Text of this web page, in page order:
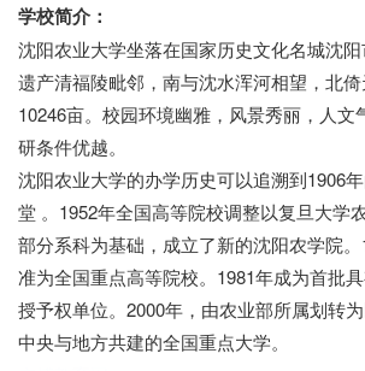
学校简介：
沈阳农业大学坐落在国家历史文化名城沈
遗产清福陵毗邻，南与沈水浑河相望，北
10246亩。校园环境幽雅，风景秀丽，人文
研条件优越。
沈阳农业大学的办学历史可以追溯到1906
堂 。1952年全国高等院校调整以复旦大学
部分系科为基础，成立了新的沈阳农学院
准为全国重点高等院校。1981年成为首批
授予权单位。2000年，由农业部所属划转
中央与地方共建的全国重点大学。